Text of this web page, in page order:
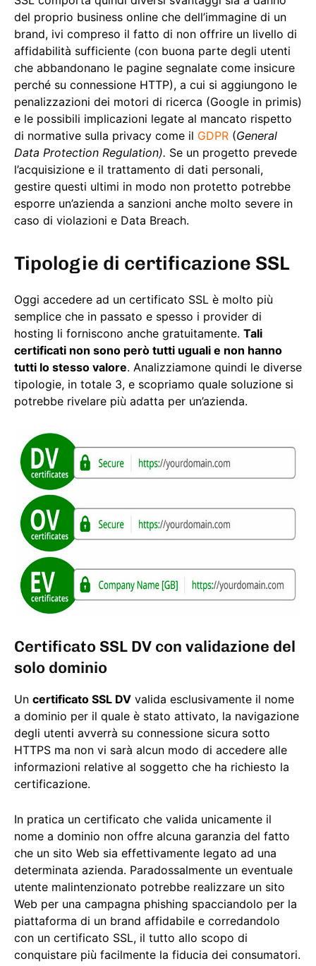
del proprio business online che dell’immagine di un
brand, ivi compreso il fatto di non offrire un livello di
affidabilità sufficiente (con buona parte degli utenti
che abbandonano le pagine segnalate come insicure
perché su connessione HTTP), a cui si aggiungono le
penalizzazioni dei motori di ricerca (Google in primis)
e le possibili implicazioni legate al mancato rispetto
di normative sulla privacy come il GDPR (General
Data Protection Regulation). Se un progetto prevede
l’acquisizione e il trattamento di dati personali,
gestire questi ultimi in modo non protetto potrebbe
esporre un’azienda a sanzioni anche molto severe in
caso di violazioni e Data Breach.
Tipologie di certificazione SSL
Oggi accedere ad un certificato SSL è molto più
semplice che in passato e spesso i provider di
hosting li forniscono anche gratuitamente. Tali
certificati non sono però tutti uguali e non hanno
tutti lo stesso valore. Analizziamone quindi le diverse
tipologie, in totale 3, e scopriamo quale soluzione si
potrebbe rivelare più adatta per un’azienda.
Certificato SSL DV con validazione del
solo dominio
Un certificato SSL DV valida esclusivamente il nome
a dominio per il quale è stato attivato, la navigazione
degli utenti avverrà su connessione sicura sotto
HTTPS ma non vi sarà alcun modo di accedere alle
informazioni relative al soggetto che ha richiesto la
certificazione.
In pratica un certificato che valida unicamente il
nome a dominio non offre alcuna garanzia del fatto
che un sito Web sia effettivamente legato ad una
determinata azienda. Paradossalmente un eventuale
utente malintenzionato potrebbe realizzare un sito
Web per una campagna phishing spacciandolo per la
piattaforma di un brand affidabile e corredandolo
con un certificato SSL, il tutto allo scopo di
conquistare più facilmente la fiducia dei consumatori.